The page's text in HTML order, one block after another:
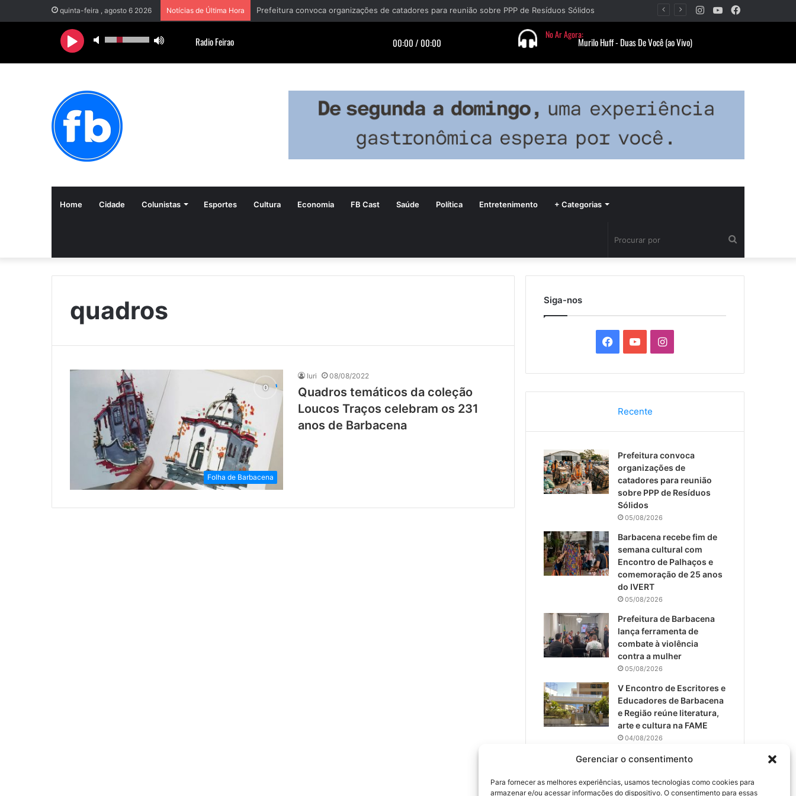
Gerenciar o consentimento
Para fornecer as melhores experiências, usamos tecnologias como cookies para
armazenar e/ou acessar informações do dispositivo. O consentimento para essas
quinta-feira , agosto 6 2026 Notícias de Última Hora Prefeitura convoca organizações de catadores para reunião sobre PPP de Resíduos Sólidos YouTube
Instagram
Home Cidade Colunistas Esportes Cultura Economia FB Cast Saúde Política Entretenimento + Categorias
por
quadros
Folha de Barbacena
Iuri 08/08/2022
Quadros temáticos da coleção
Loucos Traços celebram os 231
anos de Barbacena
Siga-nos
c
e
b
o
o
k
u
T
u
b
e
I
s
a
g
r
Recente
Prefeitura convoca
organizações de
catadores para reunião
sobre PPP de Resíduos
Sólidos
05/08/2026
Barbacena recebe fim de
semana cultural com
Encontro de Palhaços e
comemoração de 25 anos
do IVERT
05/08/2026
Prefeitura de Barbacena
lança ferramenta de
combate à violência
contra a mulher
05/08/2026
V Encontro de Escritores e
Educadores de Barbacena
e Região reúne literatura,
arte e cultura na FAME
04/08/2026
Teatro da Pedra apresenta
João del-Rei